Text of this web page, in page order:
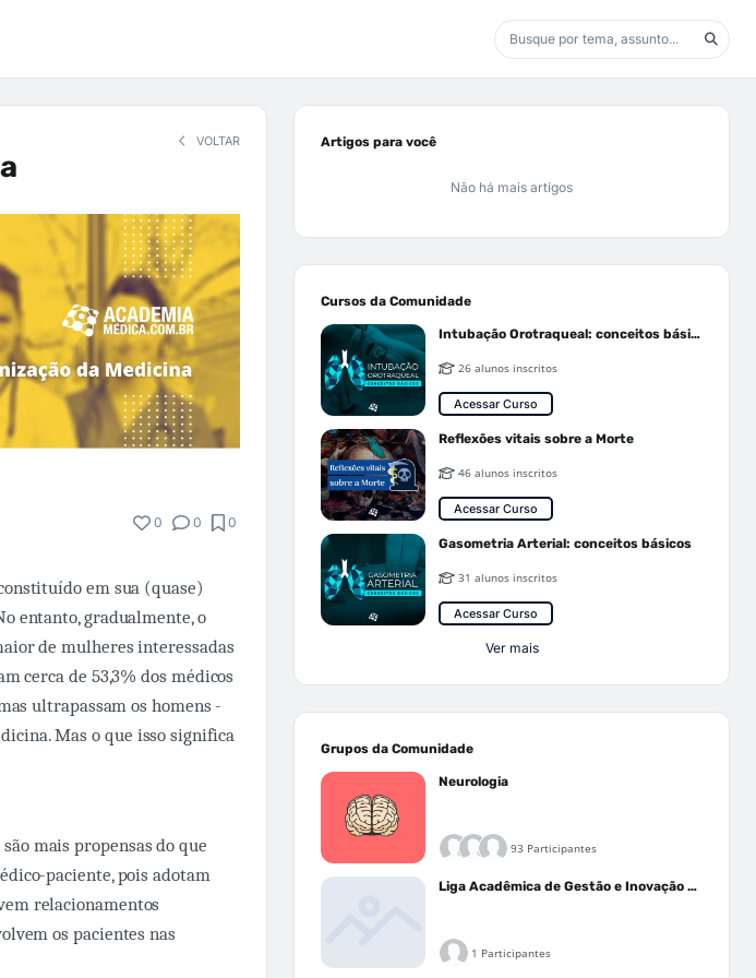
VOLTAR
0 0 0
em sua (quase)
entanto, gradualmente, o
de mulheres interessadas
cerca de 53,3% dos médicos
ultrapassam os homens -
Mas o que isso significa
mais propensas do que
paciente, pois adotam
relacionamentos
os pacientes nas
Artigos para você
Não há mais artigos
Cursos da Comunidade
Intubação Orotraqueal: conceitos básicos
26 alunos inscritos
Acessar Curso
Reflexões vitais sobre a Morte
46 alunos inscritos
Acessar Curso
Gasometria Arterial: conceitos básicos
31 alunos inscritos
Acessar Curso
Ver mais
Grupos da Comunidade
Neurologia
93 Participantes
Liga Acadêmica de Gestão e Inovação Médica - LAGIM
1 Participantes